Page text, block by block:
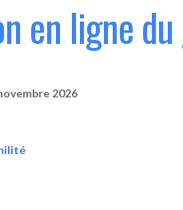
en ligne
2026